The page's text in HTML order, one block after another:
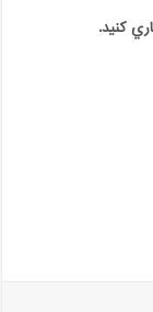
کنيد.